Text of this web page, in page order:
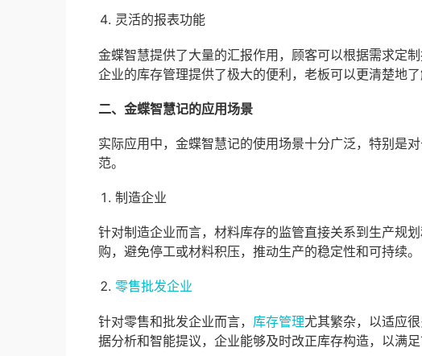
灵活的报表功能
金蝶智慧提供了大量的汇报作用，顾客可以根据需求定
企业的库存管理提供了极大的便利，老板可以更清楚地
二、金蝶智慧记的应用场景
实际应用中，金蝶智慧记的使用场景十分广泛，特别是
范。
制造企业
针对制造企业而言，材料库存的监管直接关系到生产规
购，避免停工或材料积压，推动生产的稳定性和可持续。
零售批发企业
针对零售和批发企业而言， 库存管理尤其繁杂，以适应
据分析和智能提议，企业能够及时改正库存构造，以满